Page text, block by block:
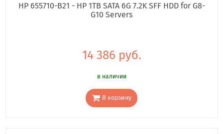
HP 655710-B21 - HP 1TB SATA 6G 7.2K SFF HDD for G8-
G10 Servers
14 386 руб.
в наличии
В корзину